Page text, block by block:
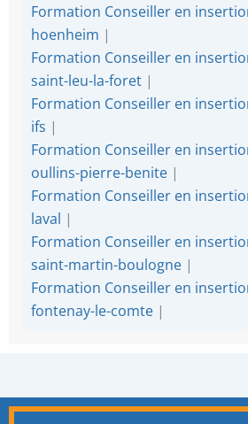
Formation Conseiller en
hoenheim |
Formation Conseiller en
saint-leu-la-foret |
Formation Conseiller en
ifs |
Formation Conseiller en
oullins-pierre-benite |
Formation Conseiller en
laval |
Formation Conseiller en
saint-martin-boulogne |
Formation Conseiller en
fontenay-le-comte |